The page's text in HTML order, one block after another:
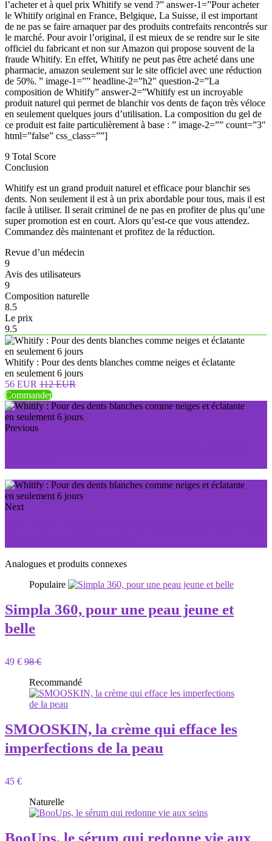
l’acheter et à quel prix Whitify se vend ?” answer-1=”Pour acheter
le Whitify original en France, Belgique, La Suisse, il est important
de ne pas se faire arnaquer par des produits contrefaits rencontrés sur
le marché. Pour avoir l’original, il est mieux de se rendre sur le site
officiel du fabricant et non sur Amazon qui propose souvent de la
fraude Whitify. En effet, Whitify ne peut pas être acheté dans une
pharmacie, amazon seulement sur le site officiel avec une réduction
de 50%. ” image-1=”” headline-2=”h2″ question-2=”La
composition de Whitify” answer-2=”Whitify est un incroyable
produit naturel qui permet de blanchir vos dents de façon très véloce
en seulement quelques jours d’utilisation. La composition du gel de
ce produit est faite particulièrement à base : ” image-2=”” count=”3″
html=”false” css_class=””]
9 Total Score
Conclusion
Whitify est un grand produit naturel et efficace pour blanchir ses
dents. Non seulement il est à un prix abordable pour tous, mais il est
facile à utiliser. Il serait criminel de ne pas en profiter de plus qu’une
super promotion est en court. Alors qu’est-ce que vous attendez.
Commandez dès maintenant et profitez de la réduction.
Revue d’un médecin
9
Avis des utilisateurs
9
Composition naturelle
8.5
Le prix
9.5
Whitify : Pour des dents blanches comme neiges et éclatante
en seulement 6 jours
56 EUR 112 EUR
Commander
Previous
Next
Analogues et produits connexes
Populaire
Simpla 360, pour une peau jeune et
belle
49 € 98 €
Recommandé
SMOOSKIN, la crème qui efface les
imperfections de la peau
45 €
Naturelle
BooUps, le sérum qui redonne vie aux